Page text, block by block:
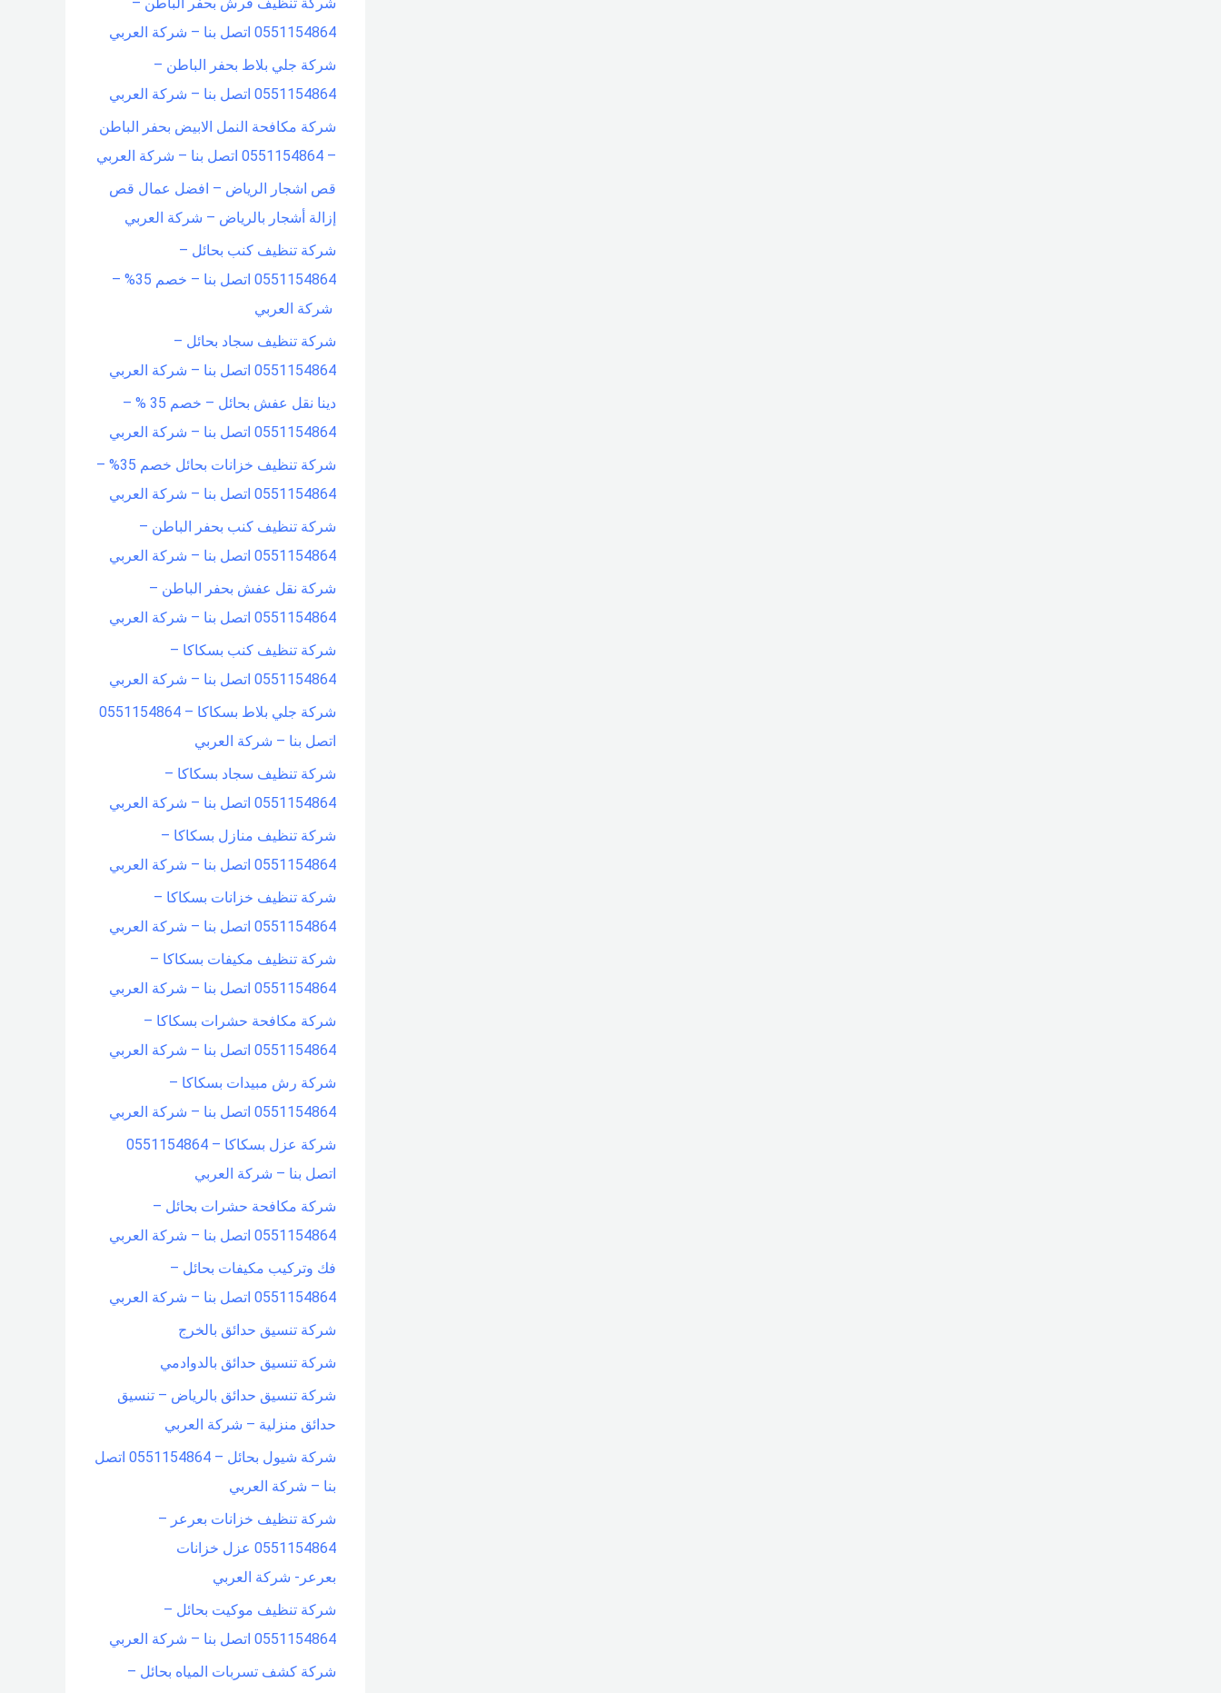
0551154864 اتصل بنا – شركة العربي
شركة جلي بلاط بحفر الباطن –
0551154864 اتصل بنا – شركة العربي
شركة مكافحة النمل الابيض بحفر الباطن
– 0551154864 اتصل بنا – شركة العربي
قص اشجار الرياض – افضل عمال قص
إزالة أشجار بالرياض – شركة العربي
شركة تنظيف كنب بحائل –
0551154864 اتصل بنا – خصم 35% –
شركة العربي
شركة تنظيف سجاد بحائل –
0551154864 اتصل بنا – شركة العربي
دينا نقل عفش بحائل – خصم 35 % –
0551154864 اتصل بنا – شركة العربي
شركة تنظيف خزانات بحائل خصم 35% –
0551154864 اتصل بنا – شركة العربي
شركة تنظيف كنب بحفر الباطن –
0551154864 اتصل بنا – شركة العربي
شركة نقل عفش بحفر الباطن –
0551154864 اتصل بنا – شركة العربي
شركة تنظيف كنب بسكاكا –
0551154864 اتصل بنا – شركة العربي
شركة جلي بلاط بسكاكا – 0551154864
اتصل بنا – شركة العربي
شركة تنظيف سجاد بسكاكا –
0551154864 اتصل بنا – شركة العربي
شركة تنظيف منازل بسكاكا –
0551154864 اتصل بنا – شركة العربي
شركة تنظيف خزانات بسكاكا –
0551154864 اتصل بنا – شركة العربي
شركة تنظيف مكيفات بسكاكا –
0551154864 اتصل بنا – شركة العربي
شركة مكافحة حشرات بسكاكا –
0551154864 اتصل بنا – شركة العربي
شركة رش مبيدات بسكاكا –
0551154864 اتصل بنا – شركة العربي
شركة عزل بسكاكا – 0551154864
اتصل بنا – شركة العربي
شركة مكافحة حشرات بحائل –
0551154864 اتصل بنا – شركة العربي
فك وتركيب مكيفات بحائل –
0551154864 اتصل بنا – شركة العربي
شركة تنسيق حدائق بالخرج
شركة تنسيق حدائق بالدوادمي
شركة تنسيق حدائق بالرياض – تنسيق
حدائق منزلية – شركة العربي
شركة شيول بحائل – 0551154864 اتصل
بنا – شركة العربي
شركة تنظيف خزانات بعرعر –
0551154864 عزل خزانات
بعرعر- شركة العربي
شركة تنظيف موكيت بحائل –
0551154864 اتصل بنا – شركة العربي
شركة كشف تسربات المياه بحائل –